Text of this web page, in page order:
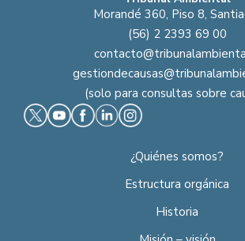
Morandé 360, Piso 8,
(56) 2 2393 69 00
(solo para consultas sobre
¿Quiénes somos?
Estructura orgánica
Historia